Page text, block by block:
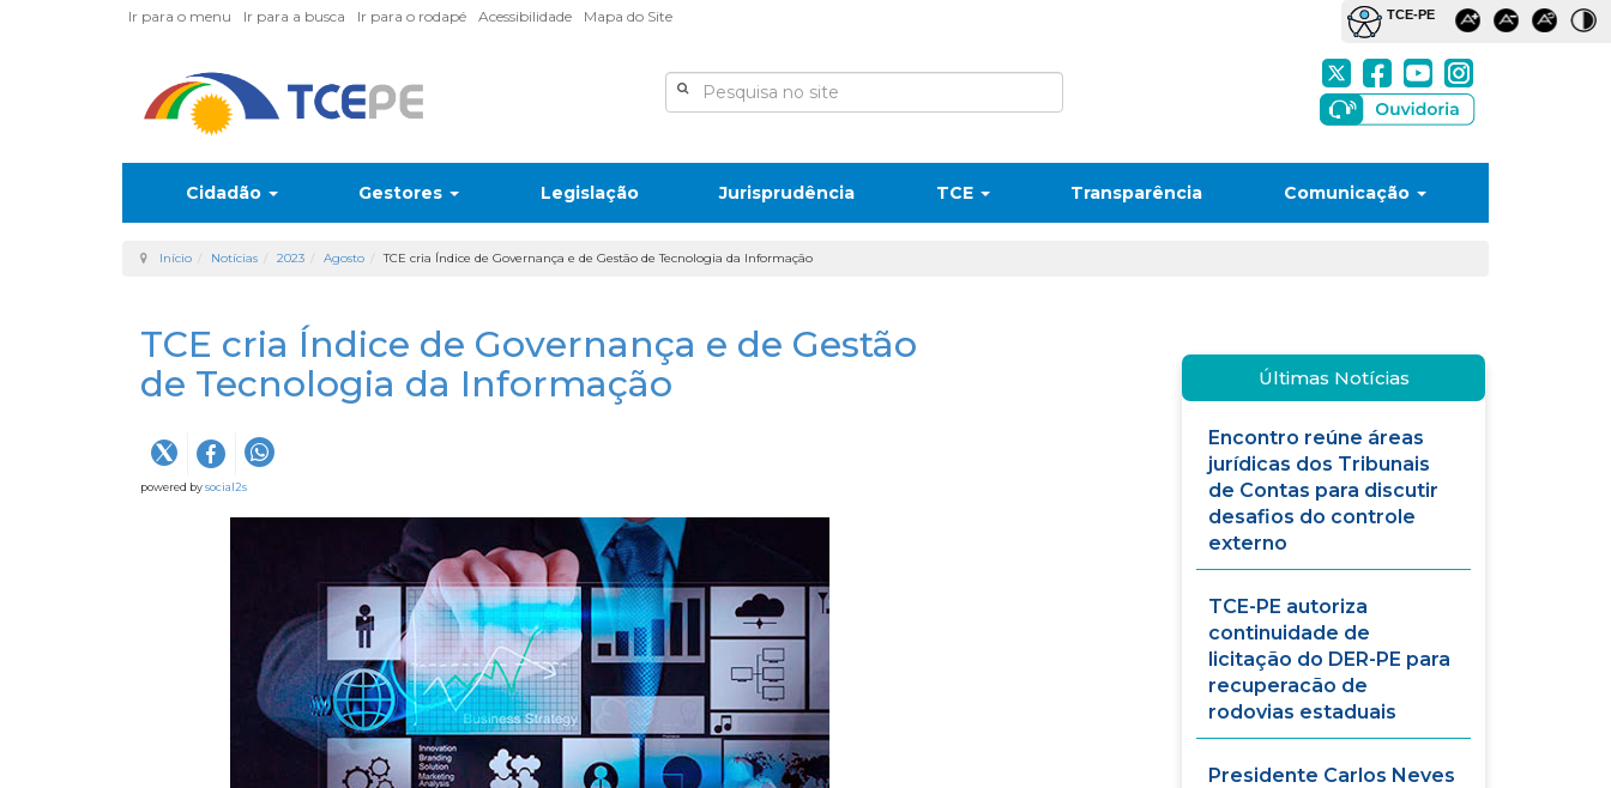
Ir para o menu Ir para a busca Ir para o rodapé Acessibilidade Mapa do Site
Cidadão Gestores Legislação Jurisprudência TCE Transparência Comunicação
Início Notícias 2023 Agosto TCE cria Índice de Governança e de Gestão de Tecnologia da Informação
TCE cria Índice de Governança e de Gestão
de Tecnologia da Informação
powered bysocial2s
Últimas Notícias
Encontro reúne áreas
jurídicas dos Tribunais
de Contas para discutir
desafios do controle
externo
TCE-PE autoriza
continuidade de
licitação do DER-PE para
recuperacão de
rodovias estaduais
Presidente Carlos Neves